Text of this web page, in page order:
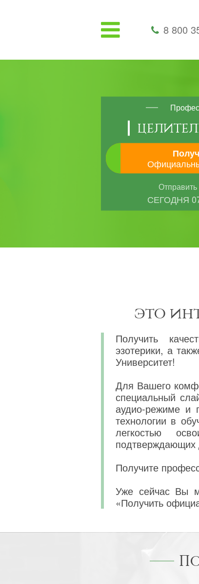
8 800
Отправить
СЕГОДНЯ
это
Получить
эзотерики, а
Университет!
Для Вашего
специальный
аудио-режиме и
технологии в
легкостью
подтверждающих
Получите
Уже сейчас Вы
«Получить